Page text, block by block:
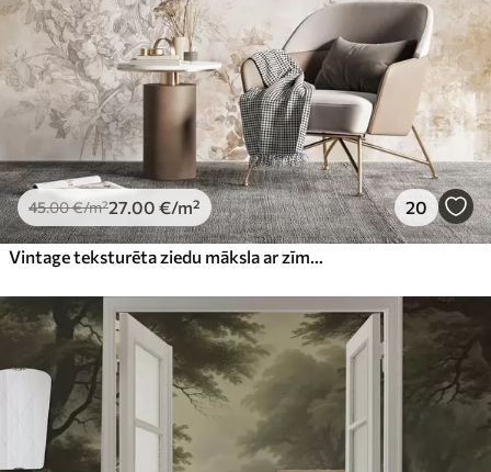
45.00€/m²27 .00 €/m² 20